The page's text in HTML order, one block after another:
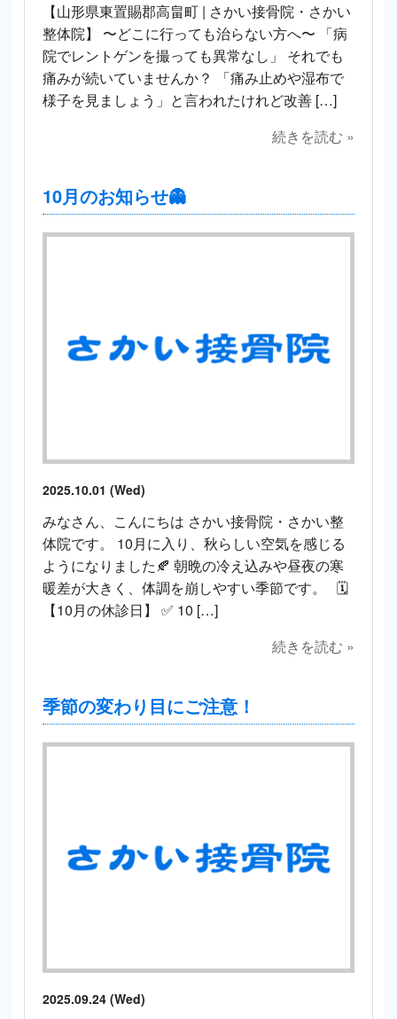
【山形県東置賜郡高畠町 | さかい接骨院・さかい
整体院】 〜どこに行っても治らない方へ〜 「病
院でレントゲンを撮っても異常なし」 それでも
痛みが続いていませんか？ 「痛み止めや湿布で
様子を見ましょう」と言われたけれど改善 […]
続きを読む »
10月のお知らせ👻
2025.10.01 (Wed)
みなさん、こんにちは さかい接骨院・さかい整
体院です。 10月に入り、秋らしい空気を感じる
ようになりました🍂 朝晩の冷え込みや昼夜の寒
暖差が大きく、体調を崩しやすい季節です。 🗓
【10月の休診日】 ✅ 10 […]
続きを読む »
季節の変わり目にご注意！
2025.09.24 (Wed)